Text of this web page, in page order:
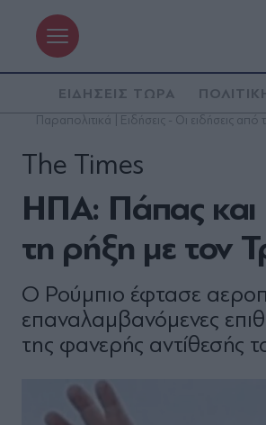
ΕΙΔΗΣΕΙΣ ΤΩΡΑ
Παραπολιτικά | Ειδήσεις - Οι ειδήσεις
ΗΠΑ: Πάπας και
τη ρήξη με τον
The Times
Ο Ρούμπιο έφτασε
επαναλαμβανόμενες
της φανερής αντίθεσής